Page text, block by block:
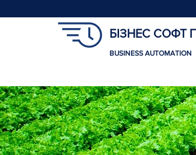
БІЗНЕС СОФТ
BUSINESS AUTOMATION